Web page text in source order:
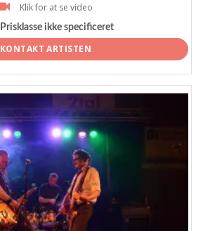
Klik for at se video
Prisklasse ikke specificeret
KONTAKT ARTISTEN